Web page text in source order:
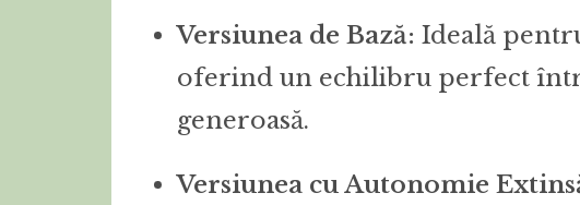
Versiunea de Bază: Ideală
oferind un echilibru perfect
generoasă.
Versiunea cu Autonomie